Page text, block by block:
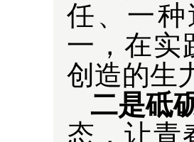
任、一
一，在实
创造的生
二是砥
态，让青